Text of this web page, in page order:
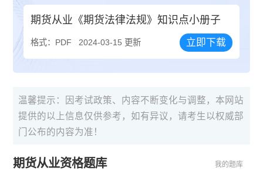
期货从业《期货法律法规》知识点小册子
格式：PDF 2024-03-15 更新 立即下载
温馨提示：因考试政策、内容不断变化与调整，本网站
提供的以上信息仅供参考，如有异议，请考生以权威部
门公布的内容为准！
期货从业资格题库 我的题库